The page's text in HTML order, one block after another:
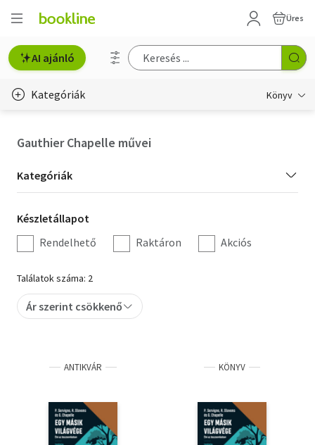
Üres
AI ajánló
Kategóriák Könyv
Hobbi, szabadidő
Irodalom
Művészet
Szakkönyv
Tankönyv, segédkönyv
Társadalomtudomány
Természettudomány
Gauthier Chapelle művei
Kategória
szűrés
Kategóriák
Készletállapot
szűrés
Készletállapot
Rendelhető
Raktáron Akciós
Találatok száma: 2
Ár szerint csökkenő
ANTIKVÁR KÖNYV